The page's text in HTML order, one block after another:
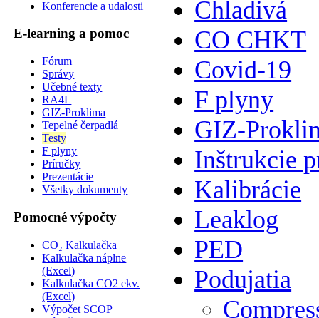
Konferencie a udalosti
E-learning a pomoc
Fórum
Správy
Učebné texty
RA4L
GIZ-Proklima
Tepelné čerpadlá
Testy
F plyny
Príručky
Prezentácie
Všetky dokumenty
Pomocné výpočty
CO₂ Kalkulačka
Kalkulačka náplne
(Excel)
Kalkulačka CO2 ekv.
(Excel)
Výpočet SCOP
Chladivá
CO CHKT
Covid-19
F plyny
GIZ-
Inštrukcie
Kalibrácie
Leaklog
PED
Podujatia